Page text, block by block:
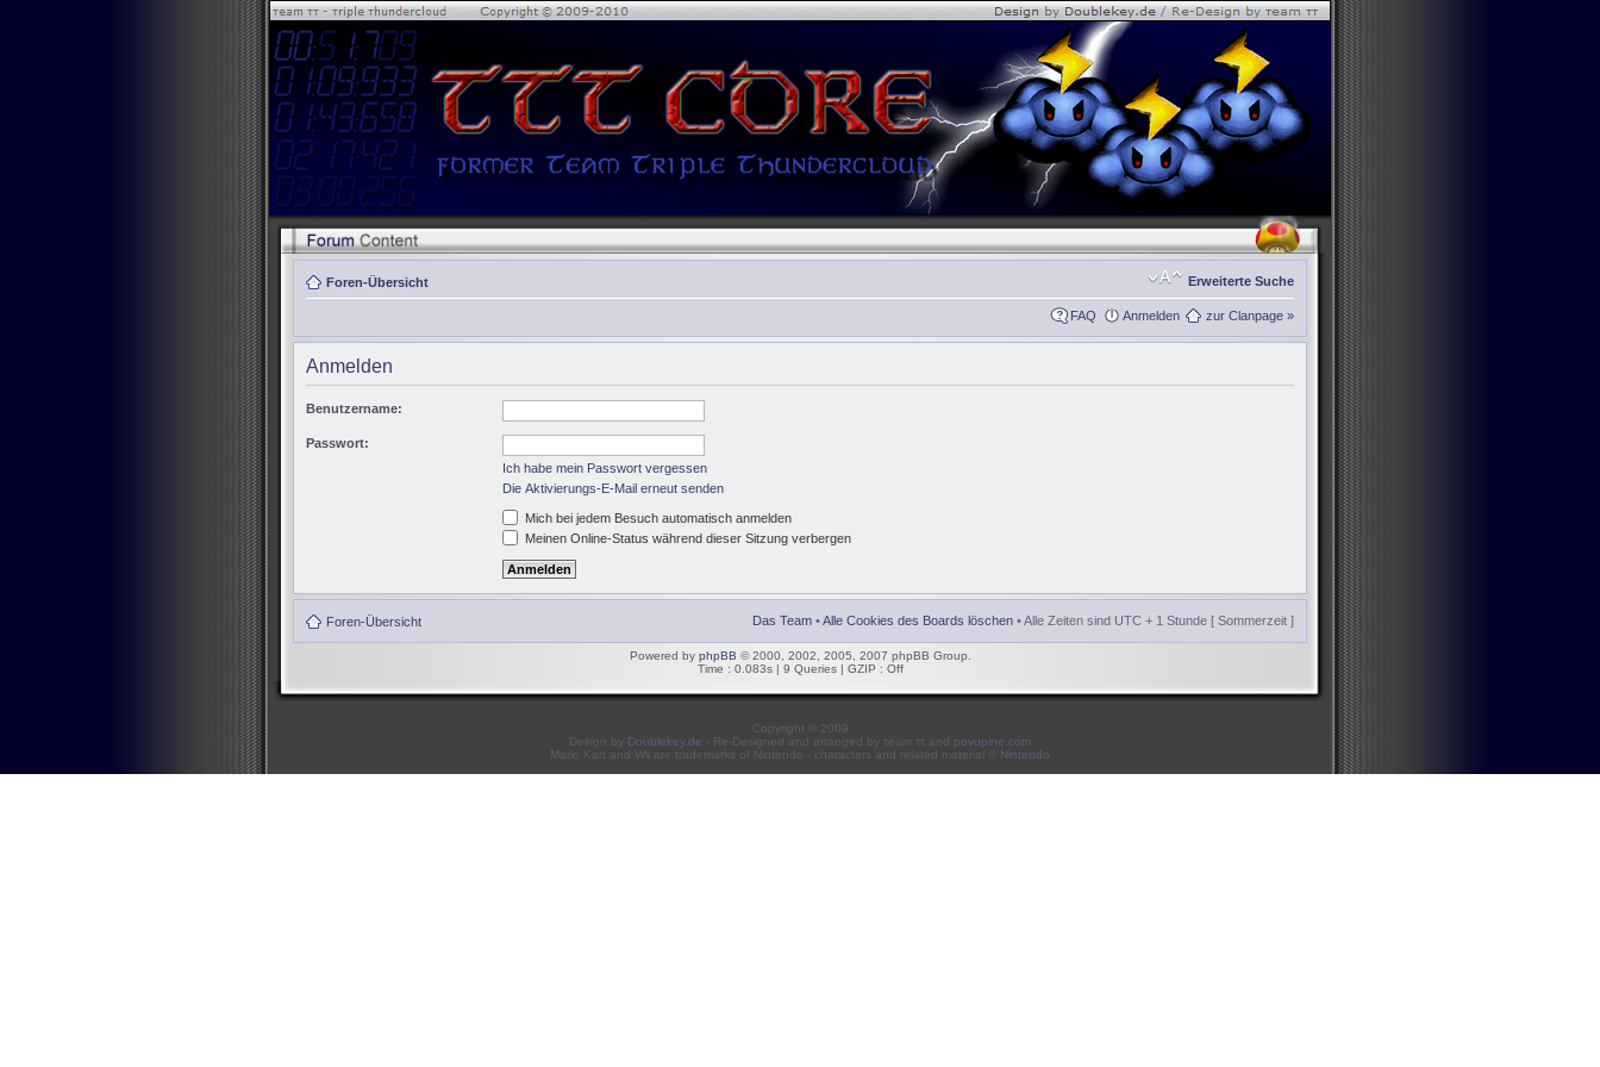
Foren-Übersicht Erweiterte Suche
FAQ Anmelden zur Clanpage »
Anmelden
Benutzername:
Passwort:
Ich habe mein Passwort vergessen
Die Aktivierungs-E-Mail erneut senden
Mich bei jedem Besuch automatisch anmelden
Meinen Online-Status während dieser Sitzung verbergen
Foren-Übersicht Das Team •Alle Cookies des Boards löschen • Alle Zeiten sind UTC + 1 Stunde [ Sommerzeit ]
Powered by phpBB © 2000, 2002, 2005, 2007 phpBB Group.
Time : 0.083s | 9 Queries | GZIP : Off
Copyright © 2009
Design by Doublekey.de - Re-Designed and arranged by τeam ττ and povupine.com
Mario Kart and Wii are trademarks of Nintendo - characters and related material © Nintendo